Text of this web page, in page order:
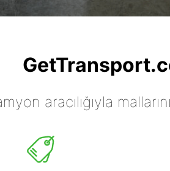
aracılığıyla